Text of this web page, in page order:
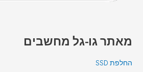
מאתר גו-גל מחשבים
החלפת SSD